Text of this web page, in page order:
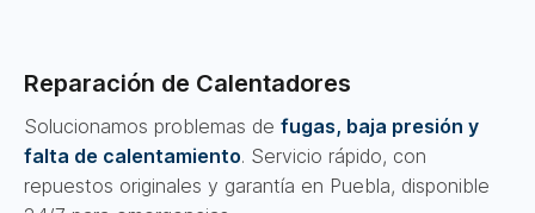
Reparación de Calentadores
Solucionamos problemas de fugas, baja presión y
falta de calentamiento. Servicio rápido, con
repuestos originales y garantía en Puebla, disponible